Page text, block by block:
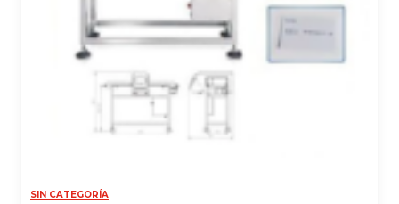
SIN CATEGORÍA